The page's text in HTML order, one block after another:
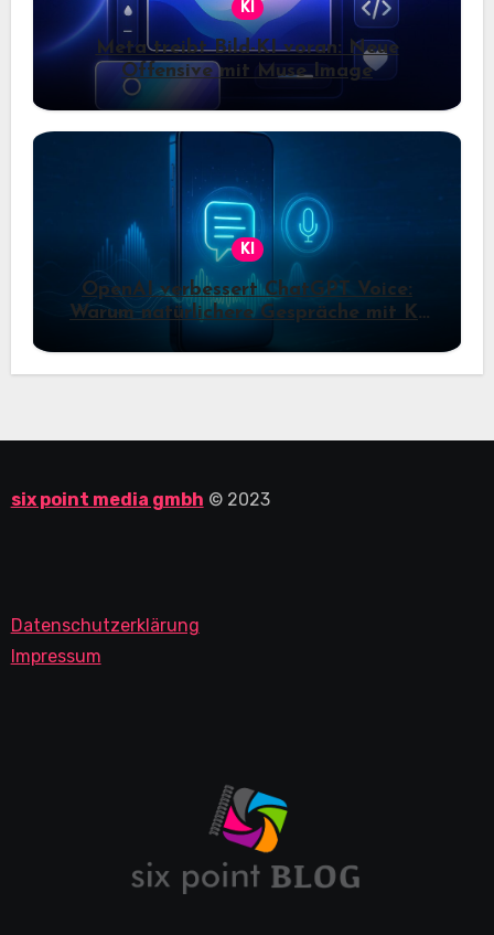
KI
Meta treibt Bild-KI voran: Neue
Offensive mit Muse Image
KI
OpenAI verbessert ChatGPT Voice:
Warum natürlichere Gespräche mit KI
jetzt wichtiger werden
six point media gmbh © 2023
Datenschutzerklärung
Impressum